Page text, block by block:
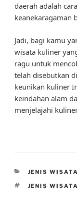
daerah adalah
keanekaragaman
Jadi, bagi kamu
wisata kuliner
ragu untuk
telah disebutkan
keunikan kuliner
keindahan alam
menjelajahi
CATEGORIES
JENIS WISATA
TAGS
JENIS